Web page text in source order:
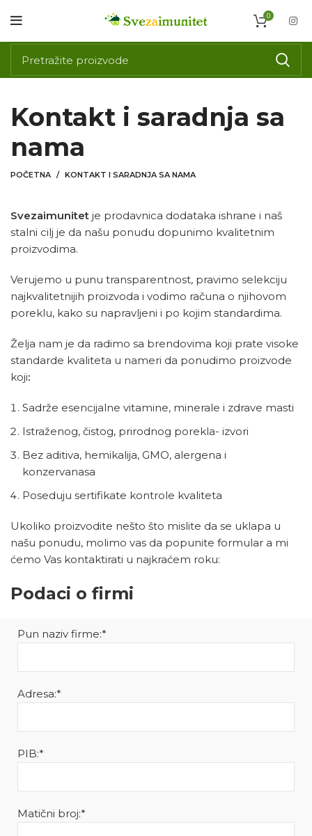
0
Kontakt i saradnja sa
nama
POČETNA KONTAKT I SARADNJA SA NAMA
Svezaimunitet je prodavnica dodataka ishrane i naš
stalni cilj je da našu ponudu dopunimo kvalitetnim
proizvodima.
Verujemo u punu transparentnost, pravimo selekciju
najkvalitetnijih proizvoda i vodimo računa o njihovom
poreklu, kako su napravljeni i po kojim standardima.
Želja nam je da radimo sa brendovima koji prate visoke
standarde kvaliteta u nameri da ponudimo proizvode
koji:
Sadrže esencijalne vitamine, minerale i zdrave masti
Istraženog, čistog, prirodnog porekla- izvori
Bez aditiva, hemikalija, GMO, alergena i
konzervanasa
Poseduju sertifikate kontrole kvaliteta
Ukoliko proizvodite nešto što mislite da se uklapa u
našu ponudu, molimo vas da popunite formular a mi
ćemo Vas kontaktirati u najkraćem roku:
Podaci o firmi
Pun naziv firme:*
Adresa:*
PIB:*
Matični broj:*